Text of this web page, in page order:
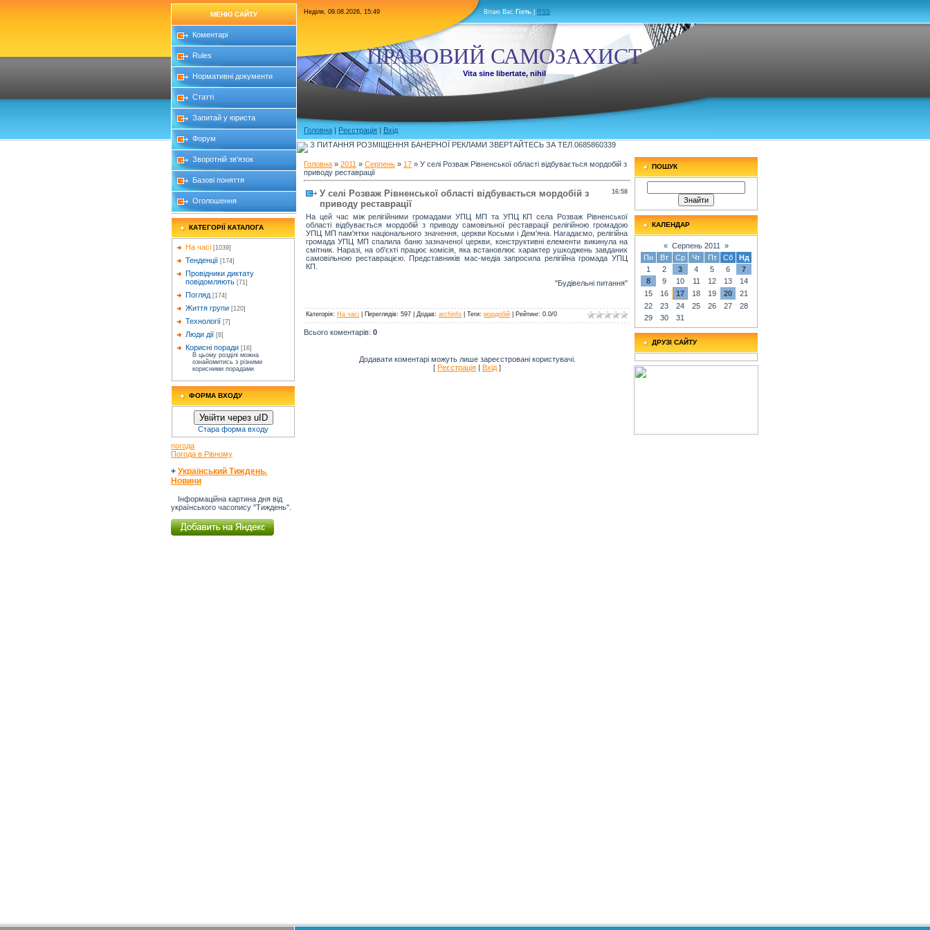
МЕНЮ САЙТУ
Коментарі
Rules
Нормативні документи
Статті
Запитай у юриста
Форум
Зворотній зв'язок
Базові поняття
Оголошення
КАТЕГОРІЇ КАТАЛОГА
На часі [1039]
Тенденції [174]
Провідники диктату
повідомляють [71]
Погляд [174]
Життя групи [120]
Технології [7]
Люди дії [8]
Корисні поради [16]
В цьому розділі можна
ознайомитись з різними
корисними порадами
ФОРМА ВХОДУ
Увійти через uID
Стара форма входу
погода
Погода в Рівному
+ Український Тиждень.
Новини
Інформаційна картина дня від
українського часопису "Тиждень".
Неділя, 09.08.2026, 15:49 Вітаю Вас Гість RSS
ПРАВОВИЙ САМОЗАХИСТ
Vita sine libertate, nihil
Головна | Реєстрація | Вхід
З ПИТАННЯ РОЗМІЩЕННЯ БАНЕРНОЇ РЕКЛАМИ ЗВЕРТАЙТЕСЬ ЗА ТЕЛ.0685860339
Головна » 2011 » Серпень » 17 » У селі Розваж Рівненської області відбувається мордобій з
приводу реставрації
16:58
У селі Розваж Рівненської області відбувається мордобій з
приводу реставрації
На цей час між релігійними громадами УПЦ МП та УПЦ КП села Розваж Рівненської
області відбувається мордобій з приводу самовільної реставрації релігійною громадою
УПЦ МП пам'ятки національного значення, церкви Косьми і Дем'яна. Нагадаємо, релігійна
громада УПЦ МП спалила баню зазначеної церкви, конструктивні елементи викинула на
смітник. Наразі, на об'єкті працює комісія, яка встановлює характер ушкоджень завданих
самовільною реставрацією. Представників мас-медіа запросила релігійна громада УПЦ
КП.
"Будівельні питання"
Категорія: На часі Переглядів: 597 | Додав: archinfo Теги: мордобій Рейтинг: 0.0/0
Всього коментарів: 0
Додавати коментарі можуть лише зареєстровані користувачі.
[ Реєстрація | Вхід ]
ПОШУК
КАЛЕНДАР
« Серпень 2011
»
Пн
Вт Ср Чт Пт Сб
Нд
1
2 3 4 5 6
7
8
9 10 11 12 13
14
15
16 17 18 19 20
21
22
23 24 25 26 27
28
29
30 31
ДРУЗІ САЙТУ